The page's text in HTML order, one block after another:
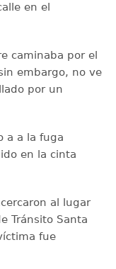
en el
caminaba por el
embargo, no ve
por un
a a la fuga
en la cinta
al lugar
Tránsito Santa
fue